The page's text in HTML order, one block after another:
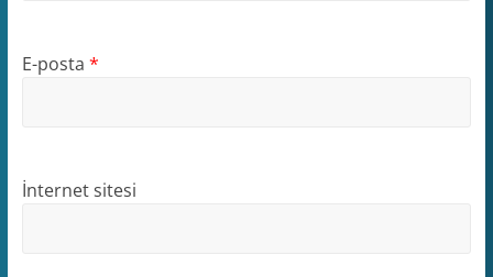
E-posta *
İnternet sitesi